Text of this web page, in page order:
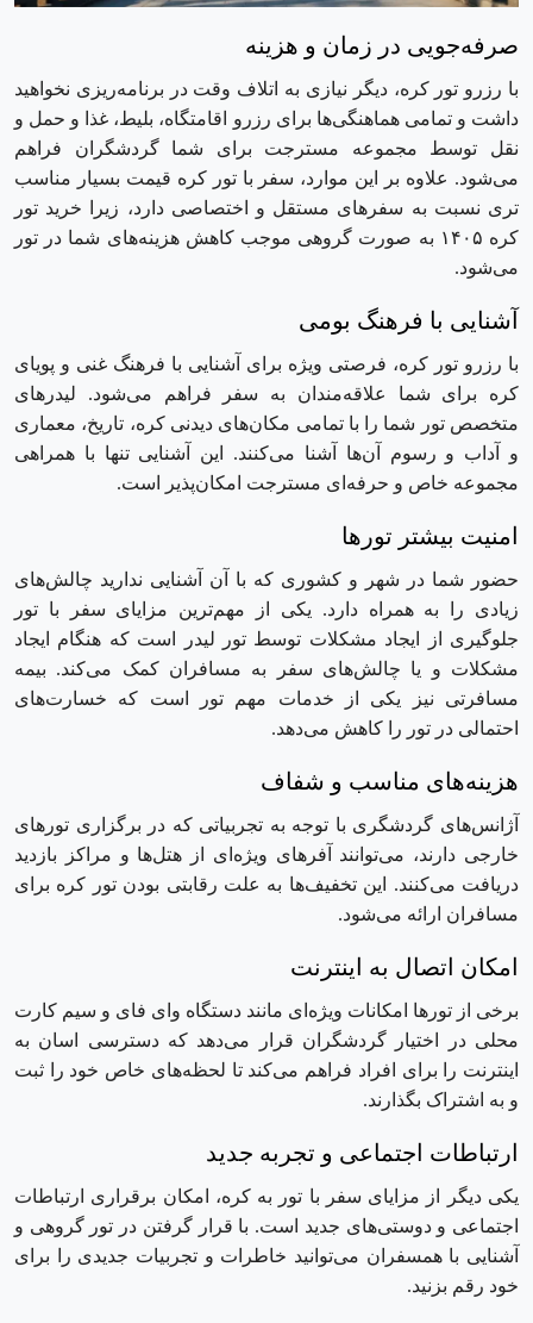
صرفه‌جویی در زمان و هزینه
با رزرو تور کره، دیگر نیازی به اتلاف وقت در برنامه‌ریزی نخواهید
داشت و تمامی هماهنگی‌ها برای رزرو اقامتگاه، بلیط، غذا و حمل و
نقل توسط مجموعه مسترجت برای شما گردشگران فراهم
می‌شود. علاوه بر این موارد، سفر با تور کره قیمت بسیار مناسب
‌تری نسبت به سفر‌های مستقل و اختصاصی دارد، زیرا خرید تور
کره ۱۴۰۵ به صورت گروهی موجب کاهش هزینه‌های شما در تور
می‌شود.
آشنایی با فرهنگ بومی
با رزرو تور کره، فرصتی ویژه برای آشنایی با فرهنگ غنی و پویای
کره برای شما علاقه‌مندان به سفر فراهم می‌شود. لیدرهای
متخصص تور شما را با تمامی مکان‌های دیدنی کره، تاریخ، معماری
و آداب و رسوم آن‌ها آشنا می‌کنند. این آشنایی تنها با همراهی
مجموعه خاص و حرفه‌ای مسترجت امکان‌پذیر است.
امنیت بیشتر تورها
حضور شما در شهر و کشوری که با آن آشنایی ندارید چالش‌های
زیادی را به همراه دارد. یکی از مهم‌ترین مزایای سفر با تور
جلوگیری از ایجاد مشکلات توسط تور لیدر است که هنگام ایجاد
مشکلات و یا چالش‌های سفر به مسافران کمک می‌کند. بیمه
مسافرتی نیز یکی از خدمات مهم تور است که خسارت‌های
احتمالی در تور را کاهش می‌دهد.
هزینه‌های مناسب و شفاف
آژانس‌های گردشگری با توجه به تجربیاتی که در برگزاری تور‌های
خارجی دارند، می‌توانند آفرهای ویژه‌ای از هتل‌ها و مراکز بازدید
دریافت می‌کنند. این تخفیف‌ها به علت رقابتی بودن تور‌ کره برای
مسافران ارائه می‌شود.
امکان اتصال به اینترنت
برخی از تور‌ها امکانات ویژه‌ای مانند دستگاه وای فای و سیم کارت
محلی در اختیار گردشگران قرار می‌دهد که دسترسی اسان به
اینترنت را برای افراد فراهم می‌کند تا لحظه‌های خاص خود را ثبت
و به اشتراک بگذارند.
ارتباطات اجتماعی و تجربه جدید
یکی دیگر از مزایای سفر با تور به کره، امکان برقراری ارتباطات
اجتماعی و دوستی‌های جدید است. با قرار گرفتن در تور گروهی و
آشنایی با همسفران می‌توانید خاطرات و تجربیات جدیدی را برای
خود رقم بزنید.